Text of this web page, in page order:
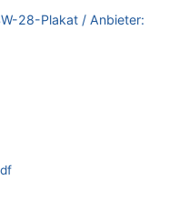
28-Plakat / Anbieter: